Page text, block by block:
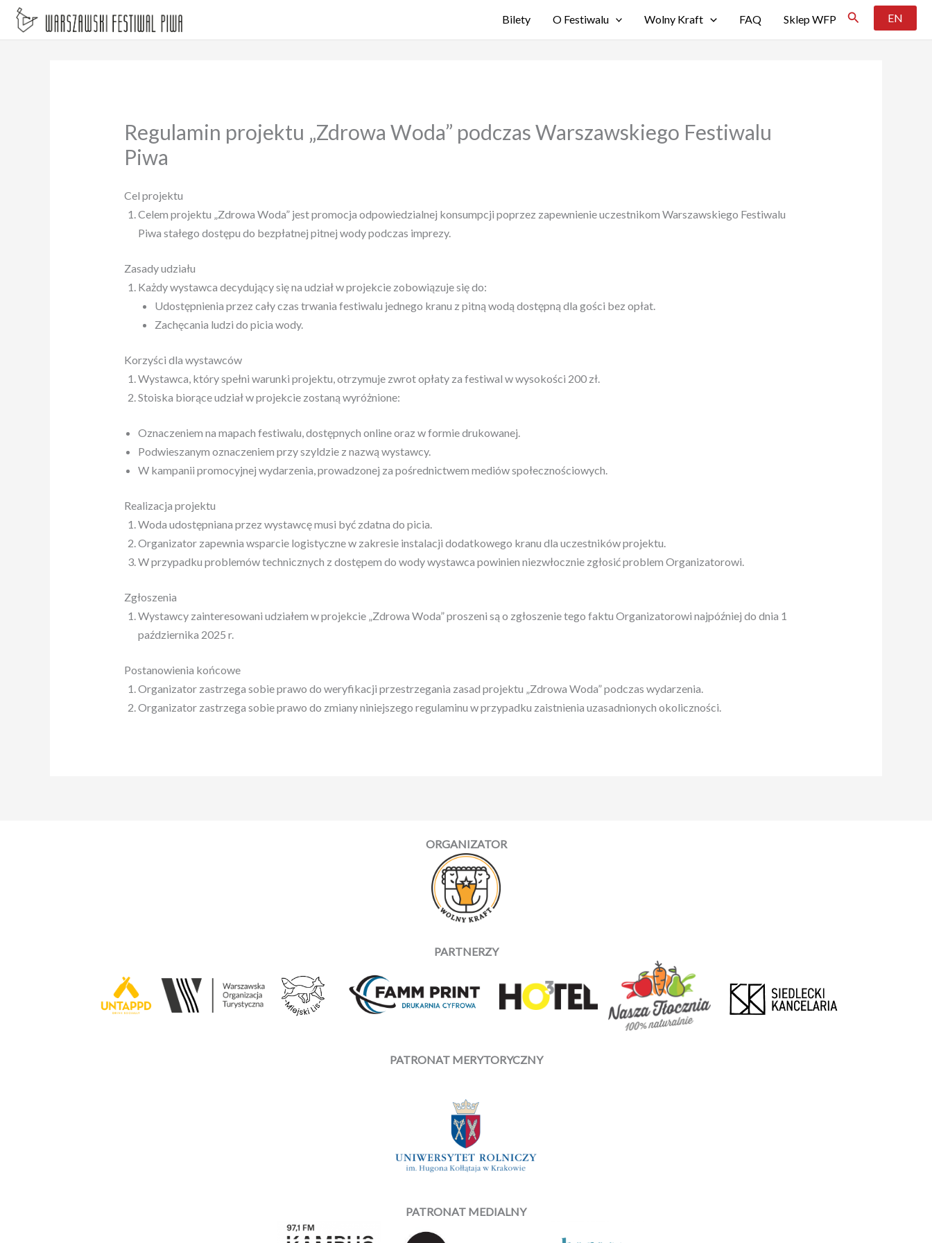
Przejdź
treści
Bilety O Festiwalu Wolny Kraft FAQ Sklep WFP Szukaj EN
Regulamin projektu „Zdrowa Woda” podczas Warszawskiego Festiwalu
Piwa
Cel projektu
Celem projektu „Zdrowa Woda” jest promocja odpowiedzialnej konsumpcji poprzez zapewnienie uczestnikom Warszawskiego Festiwalu
Piwa stałego dostępu do bezpłatnej pitnej wody podczas imprezy.
Zasady udziału
Każdy wystawca decydujący się na udział w projekcie zobowiązuje się do:
Udostępnienia przez cały czas trwania festiwalu jednego kranu z pitną wodą dostępną dla gości bez opłat.
Zachęcania ludzi do picia wody.
Korzyści dla wystawców
Wystawca, który spełni warunki projektu, otrzymuje zwrot opłaty za festiwal w wysokości 200 zł.
Stoiska biorące udział w projekcie zostaną wyróżnione:
Oznaczeniem na mapach festiwalu, dostępnych online oraz w formie drukowanej.
Podwieszanym oznaczeniem przy szyldzie z nazwą wystawcy.
W kampanii promocyjnej wydarzenia, prowadzonej za pośrednictwem mediów społecznościowych.
Realizacja projektu
Woda udostępniana przez wystawcę musi być zdatna do picia.
Organizator zapewnia wsparcie logistyczne w zakresie instalacji dodatkowego kranu dla uczestników projektu.
W przypadku problemów technicznych z dostępem do wody wystawca powinien niezwłocznie zgłosić problem Organizatorowi.
Zgłoszenia
Wystawcy zainteresowani udziałem w projekcie „Zdrowa Woda” proszeni są o zgłoszenie tego faktu Organizatorowi najpóźniej do dnia 1
października 2025 r.
Postanowienia końcowe
Organizator zastrzega sobie prawo do weryfikacji przestrzegania zasad projektu „Zdrowa Woda” podczas wydarzenia.
Organizator zastrzega sobie prawo do zmiany niniejszego regulaminu w przypadku zaistnienia uzasadnionych okoliczności.
ORGANIZATOR
PARTNERZY
PATRONAT MERYTORYCZNY
PATRONAT MEDIALNY